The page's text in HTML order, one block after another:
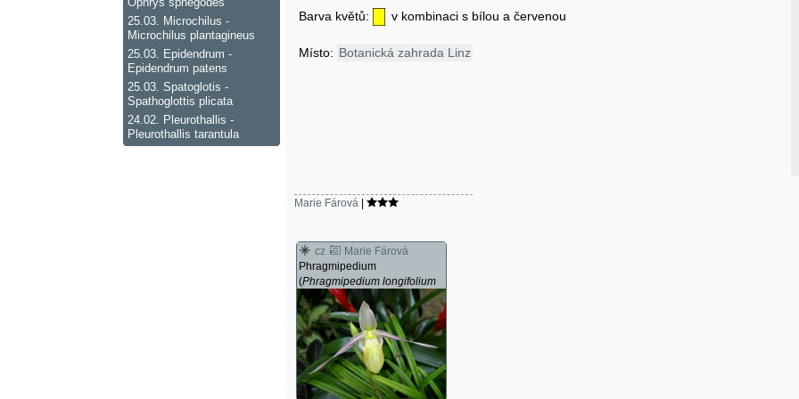
Barva květů: v kombinaci s bílou a červenou
Místo: Botanická zahrada Linz
Marie Fárová |
cz
Marie Fárová
Phragmipedium
(Phragmipedium longifolium
var gracile)
25.03.
Microchilus -
Microchilus plantagineus
25.03.
Epidendrum -
Epidendrum patens
25.03. Spatoglotis -
Spathoglottis plicata
24.02.
Pleurothallis -
Pleurothallis tarantula